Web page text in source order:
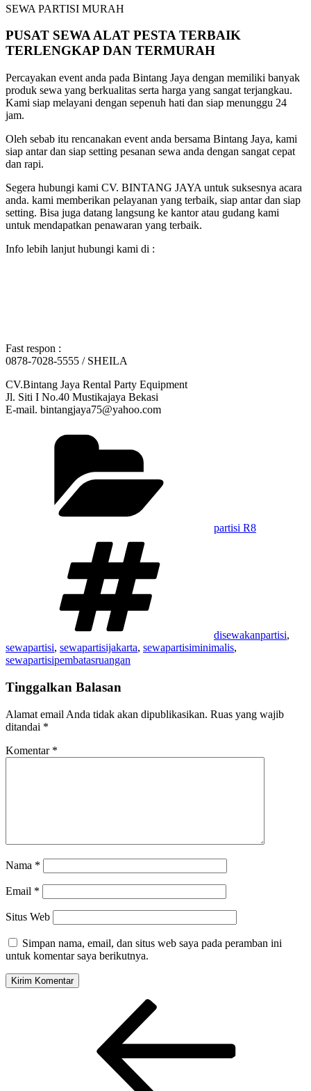
SEWA PARTISI MURAH
PUSAT SEWA ALAT PESTA TERBAIK
TERLENGKAP DAN TERMURAH
Percayakan event anda pada Bintang Jaya dengan memiliki banyak
produk sewa yang berkualitas serta harga yang sangat terjangkau.
Kami siap melayani dengan sepenuh hati dan siap menunggu 24
jam.
Oleh sebab itu rencanakan event anda bersama Bintang Jaya, kami
siap antar dan siap setting pesanan sewa anda dengan sangat cepat
dan rapi.
Segera hubungi kami CV. BINTANG JAYA untuk suksesnya acara
anda. kami memberikan pelayanan yang terbaik, siap antar dan siap
setting. Bisa juga datang langsung ke kantor atau gudang kami
untuk mendapatkan penawaran yang terbaik.
Info lebih lanjut hubungi kami di :
Fast respon :
0878-7028-5555 / SHEILA
CV.Bintang Jaya Rental Party Equipment
Jl. Siti I No.40 Mustikajaya Bekasi
E-mail. bintangjaya75@yahoo.com
partisi R8
disewakanpartisi,
sewapartisi, sewapartisijakarta, sewapartisiminimalis,
sewapartisipembatasruangan
Tinggalkan Balasan
Alamat email Anda tidak akan dipublikasikan. Ruas yang wajib
ditandai *
Komentar *
Nama *
Email *
Situs Web
Simpan nama, email, dan situs web saya pada peramban ini
untuk komentar saya berikutnya.